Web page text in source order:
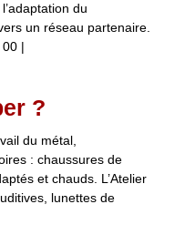
du
un réseau partenaire.
|
?
du métal,
: chaussures de
et chauds. L’Atelier
lunettes de